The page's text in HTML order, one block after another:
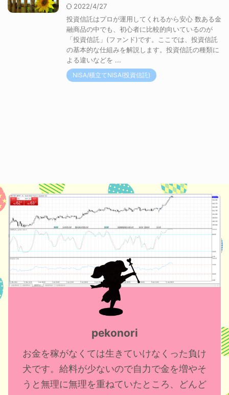
2022/4/27
投資信託はプロが運用してくれるから安心 数ある金
融商品の中でも、初心者に比較的向いているのが
「投資信託」(ファンド)です。ここでは、投資信託
の基本的な仕組みを解説します。投資信託の種類に
よる違いなどを ...
NISA/積立てNISA(投資信託)
pekonori
お金を稼がなくては生きていけなくった負け
犬です。給料が少ないので自力で金を増やそ
うと無理に無理を重ねていたところ、どんど